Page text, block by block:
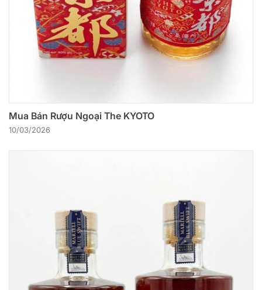
Mua Bán Rượu Ngoại The KYOTO
10/03/2026